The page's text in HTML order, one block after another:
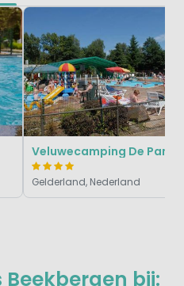
Beekbergen bij:
Gelderland, Nederland